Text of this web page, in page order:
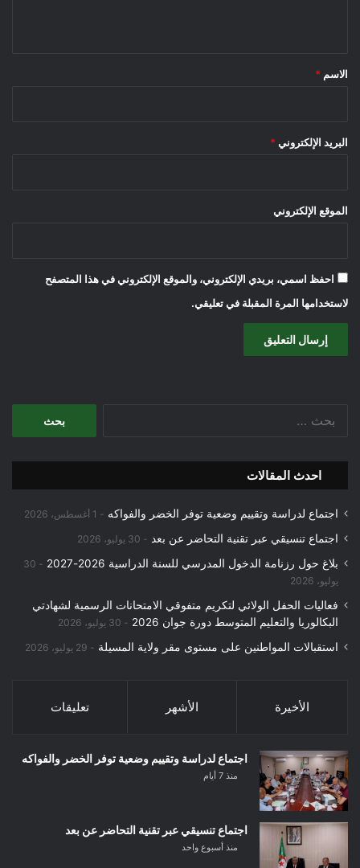
*
الاسم *
البريد الإلكتروني *
الموقع الإلكتروني
احفظ اسمي، بريدي الإلكتروني، والموقع الإلكتروني في هذا المتصفح
لاستخدامها المرة المقبلة في تعليقي.
احدث المقالات
اجتماع لدراسة وتقييم وضعية توفر الخضر والفواكه 1 أغسطس، 2026
اجتماع تنسيقي عبر تقنية التحاضر عن بعد 30 يوليو، 2026
بلاغ حول رزنامة الدخول المدرسي للسنة الدراسية 2026-2027
30
يوليو، 2026
فعاليات الحفل الولائي لتكريم متفوقي الامتحانات الرسمية لشهادتي
البكالوريا والتعليم المتوسط دورة جوان 2026
30 يوليو، 2026
استقبالات المواطنين على مستوى مقر ولاية المسيلة 29 يوليو، 2026
الأخيرة الأشهر تعليقات
اجتماع لدراسة وتقييم وضعية توفر الخضر والفواكه
منذ 7 أيام
اجتماع تنسيقي عبر تقنية التحاضر عن بعد
منذ أسبوع واحد